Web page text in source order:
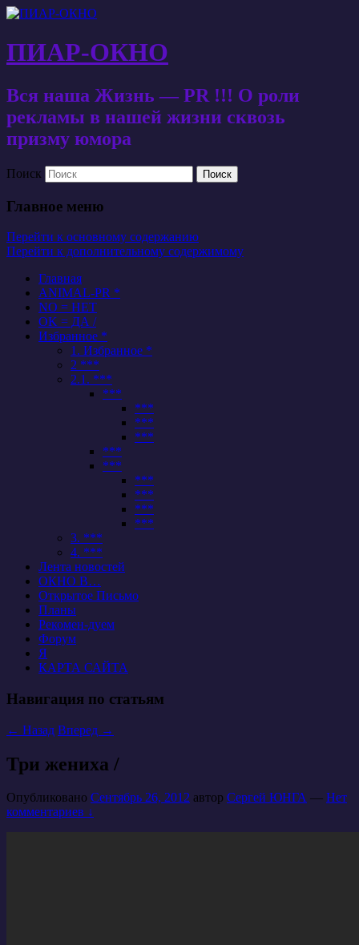
ПИАР-ОКНО
Вся наша Жизнь — PR !!! О роли
рекламы в нашей жизни сквозь
призму юмора
Поиск
Главное меню
Перейти к основному содержанию
Перейти к дополнительному содержимому
Главная
ANIMAL-PR *
NO = НЕТ
OK = ДА /
Избранное *
1. Избранное *
2 ***
2.1. ***
***
***
***
***
***
***
***
***
***
***
3. ***
4. ***
Лента новостей
ОКНО В…
Открытое Письмо
Планы
Рекомен-дуем
Форум
Я
КАРТА САЙТА
Навигация по статьям
← Назад Вперед →
Три жениха /
Опубликовано Сентябрь 26, 2012 автор Сергей ЮНГА — Нет
комментариев ↓